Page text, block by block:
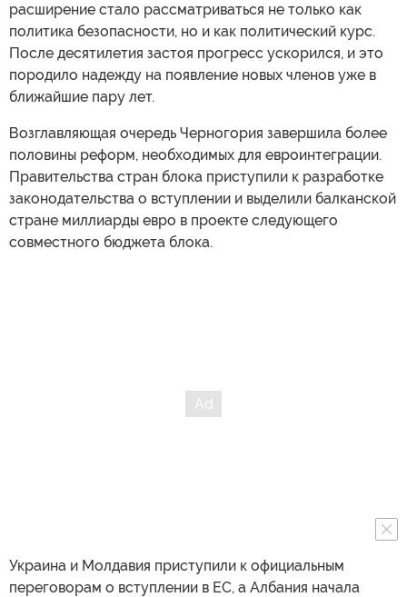
расширение стало рассматриваться не только как
политика безопасности, но и как политический курс.
После десятилетия застоя прогресс ускорился, и это
породило надежду на появление новых членов уже в
ближайшие пару лет.
Возглавляющая очередь Черногория завершила более
половины реформ, необходимых для евроинтеграции.
Правительства стран блока приступили к разработке
законодательства о вступлении и выделили балканской
стране миллиарды евро в проекте следующего
совместного бюджета блока.
Украина и Молдавия приступили к официальным
переговорам о вступлении в ЕС, а Албания начала